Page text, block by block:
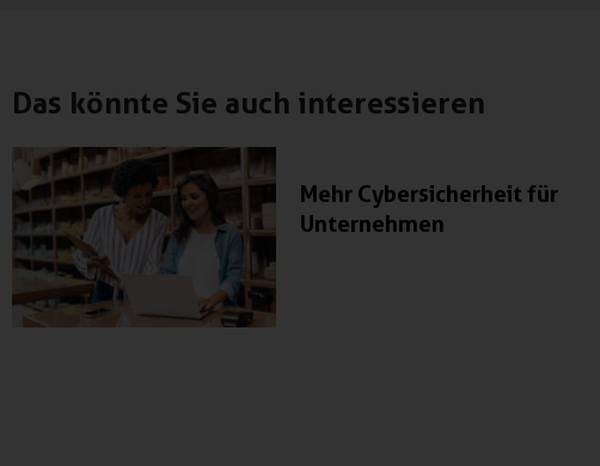
Das könnte Sie auch interessieren
Mehr Cybersicherheit für
Unternehmen